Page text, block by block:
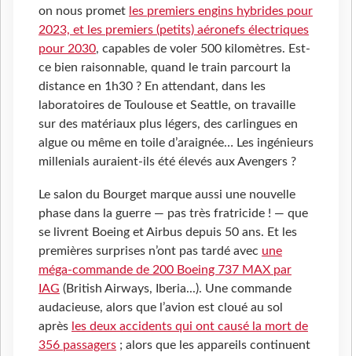
on nous promet les premiers engins hybrides pour
2023, et les premiers (petits) aéronefs électriques
pour 2030, capables de voler 500 kilomètres. Est-
ce bien raisonnable, quand le train parcourt la
distance en 1h30 ? En attendant, dans les
laboratoires de Toulouse et Seattle, on travaille
sur des matériaux plus légers, des carlingues en
algue ou même en toile d’araignée… Les ingénieurs
millenials auraient-ils été élevés aux Avengers ?
Le salon du Bourget marque aussi une nouvelle
phase dans la guerre — pas très fratricide ! — que
se livrent Boeing et Airbus depuis 50 ans. Et les
premières surprises n’ont pas tardé avec une
méga-commande de 200 Boeing 737 MAX par
IAG (British Airways, Iberia...). Une commande
audacieuse, alors que l’avion est cloué au sol
après les deux accidents qui ont causé la mort de
356 passagers ; alors que les appareils continuent